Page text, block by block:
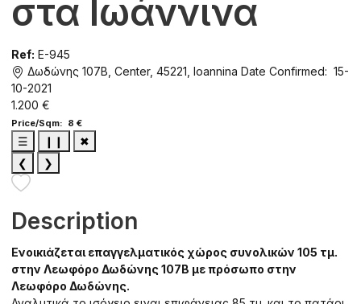
στα Ιωάννινα
Ref: E-945
Δωδώνης 107Β, Center, 45221, Ioannina Date Confirmed: 15-
10-2021
1.200 €
Price/Sqm: 8 €
☰ ❙❙
✖
❮
❯
Description
Ενοικιάζεται επαγγελματικός χώρος συνολικών 105 τμ.
στην Λεωφόρο Δωδώνης 107Β με πρόσωπο στην
Λεωφόρο Δωδώνης.